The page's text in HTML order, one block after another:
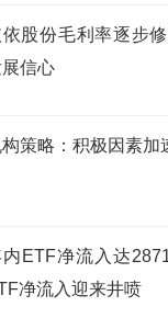
股份毛利率逐步
信心
策略：积极因素加
内ETF净流入达
净流入迎来井喷